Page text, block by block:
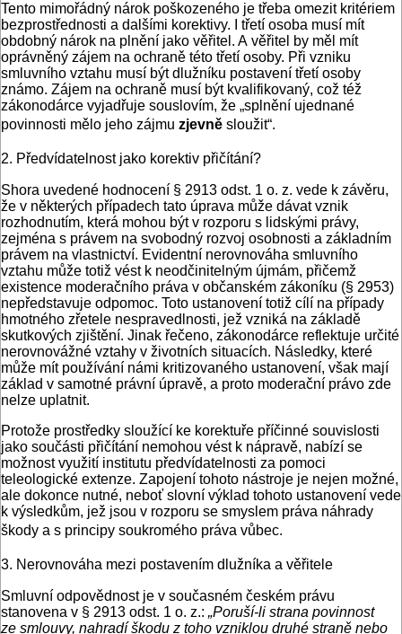
Tento mimořádný nárok poškozeného je třeba omezit kritériem
bezprostřednosti a dalšími korektivy. I třetí osoba musí mít
obdobný nárok na plnění jako věřitel. A věřitel by měl mít
oprávněný zájem na ochraně této třetí osoby. Při vzniku
smluvního vztahu musí být dlužníku postavení třetí osoby
známo. Zájem na ochraně musí být kvalifikovaný, což též
zákonodárce vyjadřuje souslovím, že „splnění ujednané
povinnosti mělo jeho zájmu zjevně sloužit“.
2. Předvídatelnost jako korektiv přičítání?
Shora uvedené hodnocení § 2913 odst. 1 o. z. vede k závěru,
že v některých případech tato úprava může dávat vznik
rozhodnutím, která mohou být v rozporu s lidskými právy,
zejména s právem na svobodný rozvoj osobnosti a základním
právem na vlastnictví. Evidentní nerovnováha smluvního
vztahu může totiž vést k neodčinitelným újmám, přičemž
existence moderačního práva v občanském zákoníku (§ 2953)
nepředstavuje odpomoc. Toto ustanovení totiž cílí na případy
hmotného zřetele nespravedlnosti, jež vzniká na základě
skutkových zjištění. Jinak řečeno, zákonodárce reflektuje určité
nerovnovážné vztahy v životních situacích. Následky, které
může mít používání námi kritizovaného ustanovení, však mají
základ v samotné právní úpravě, a proto moderační právo zde
nelze uplatnit.
Protože prostředky sloužící ke korektuře příčinné souvislosti
jako součásti přičítání nemohou vést k nápravě, nabízí se
možnost využití institutu předvídatelnosti za pomoci
teleologické extenze. Zapojení tohoto nástroje je nejen možné,
ale dokonce nutné, neboť slovní výklad tohoto ustanovení vede
k výsledkům, jež jsou v rozporu se smyslem práva náhrady
škody a s principy soukromého práva vůbec.
3. Nerovnováha mezi postavením dlužníka a věřitele
Smluvní odpovědnost je v současném českém právu
stanovena v § 2913 odst. 1 o. z.: „Poruší-li strana povinnost
ze smlouvy, nahradí škodu z toho vzniklou druhé straně nebo